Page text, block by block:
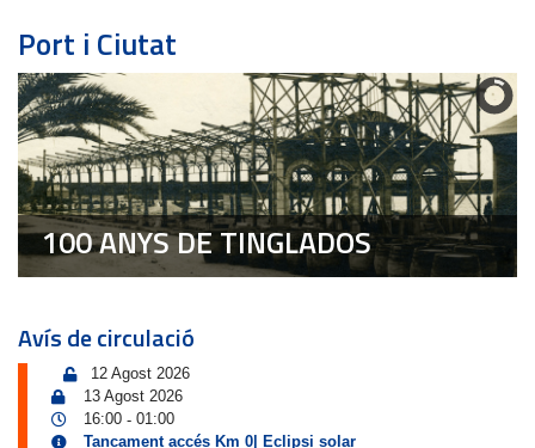
Port i Ciutat
100 ANYS DE TINGLADOS
Avís de circulació
12 Agost 2026
13 Agost 2026
16:00 - 01:00
Tancament accés Km 0| Eclipsi solar